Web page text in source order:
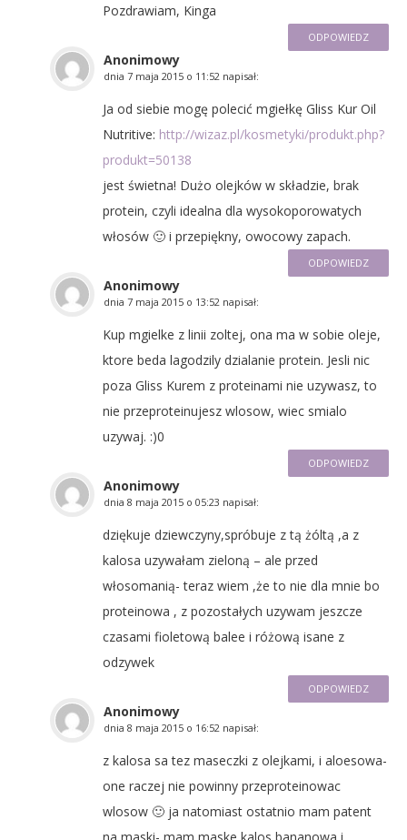
Pozdrawiam, Kinga
ODPOWIEDZ
Anonimowy
dnia 7 maja 2015 o 11:52 napisał:
Ja od siebie mogę polecić mgiełkę Gliss Kur Oil
Nutritive: http://wizaz.pl/kosmetyki/produkt.php?
produkt=50138
jest świetna! Dużo olejków w składzie, brak
protein, czyli idealna dla wysokoporowatych
włosów 🙂 i przepiękny, owocowy zapach.
ODPOWIEDZ
Anonimowy
dnia 7 maja 2015 o 13:52 napisał:
Kup mgielke z linii zoltej, ona ma w sobie oleje,
ktore beda lagodzily dzialanie protein. Jesli nic
poza Gliss Kurem z proteinami nie uzywasz, to
nie przeproteinujesz wlosow, wiec smialo
uzywaj. :)0
ODPOWIEDZ
Anonimowy
dnia 8 maja 2015 o 05:23 napisał:
dziękuje dziewczyny,spróbuje z tą żóltą ,a z
kalosa uzywałam zieloną – ale przed
włosomanią- teraz wiem ,że to nie dla mnie bo
proteinowa , z pozostałych uzywam jeszcze
czasami fioletową balee i różową isane z
odzywek
ODPOWIEDZ
Anonimowy
dnia 8 maja 2015 o 16:52 napisał:
z kalosa sa tez maseczki z olejkami, i aloesowa-
one raczej nie powinny przeproteinowac
wlosow 🙂 ja natomiast ostatnio mam patent